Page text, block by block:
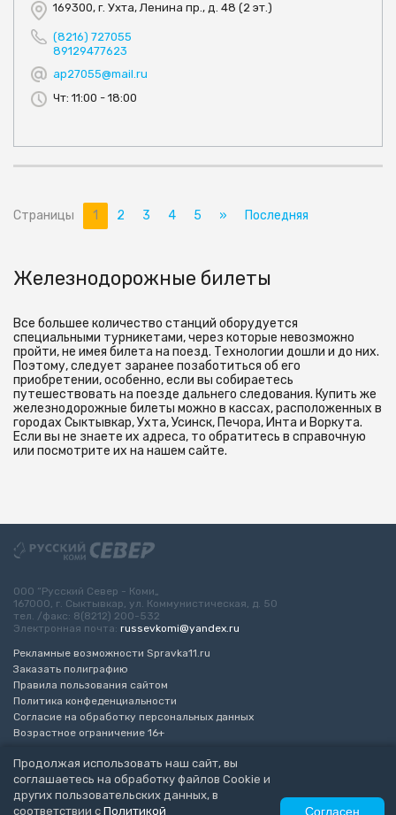
169300, г. Ухта, Ленина пр., д. 48 (2 эт.)
(8216) 727055
89129477623
ap27055@mail.ru
Чт: 11:00 - 18:00
Страницы 1 2 3 4 5 » Последняя
Железнодорожные билеты
Все большее количество станций оборудуется
специальными турникетами, через которые невозможно
пройти, не имея билета на поезд. Технологии дошли и до них.
Поэтому, следует заранее позаботиться об его
приобретении, особенно, если вы собираетесь
путешествовать на поезде дальнего следования. Купить же
железнодорожные билеты можно в кассах, расположенных в
городах Сыктывкар, Ухта, Усинск, Печора, Инта и Воркута.
Если вы не знаете их адреса, то обратитесь в справочную
или посмотрите их на нашем сайте.
Продолжая использовать наш сайт, вы
соглашаетесь на обработку файлов Cookie и
других пользовательских данных, в
соответствии с Политикой Согласен
ООО “Русский Север - Коми„
167000, г. Сыктывкар, ул. Коммунистическая, д. 50
тел. /факс: 8(8212) 200-532
Электронная почта: russevkomi@yandex.ru
Рекламные возможности Spravka11.ru
Заказать полиграфию
Правила пользования сайтом
Политика конфеденциальности
Согласие на обработку персональных данных
Возрастное ограничение 16+
Разработка сайта“ЭкспертБизнесГрупп”
© 2010-2026 Русский Север - Коми